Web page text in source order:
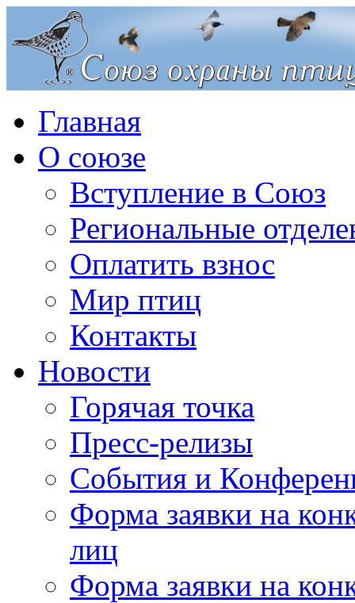
Главная
О союзе
Вступление в Союз
Региональные
Оплатить взнос
Мир птиц
Контакты
Новости
Горячая точка
Пресс-релизы
События и
Форма заявки на
лиц
Форма заявки на